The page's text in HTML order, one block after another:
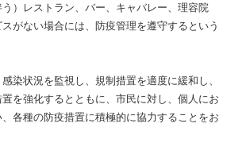
）レストラン、バー、キャバレー、理容院
がない場合には、防疫管理を遵守するという
染状況を監視し、規制措置を適度に緩和し、
を強化するとともに、市民に対し、個人にお
各種の防疫措置に積極的に協力することをお